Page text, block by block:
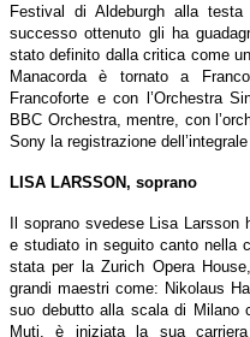
Festival di Aldeburgh alla
successo ottenuto gli ha
stato definito dalla critica come
Manacorda è tornato a
Francoforte e con l’Orchestra
BBC Orchestra, mentre, con
Sony la registrazione
LISA LARSSON, soprano
Il soprano svedese Lisa
e studiato in seguito canto nella
stata per laZurich Opera
grandi maestri come: Nikolaus
suo debutto alla scala di Milano
Muti, è iniziata la sua